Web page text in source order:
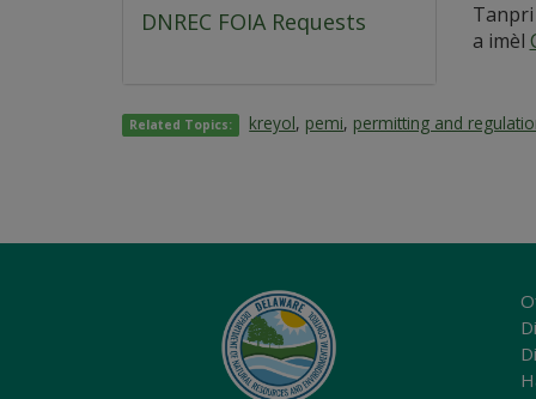
DNREC FOIA Requests
a imèl
Related Topics: kreyol, pemi, permitting and